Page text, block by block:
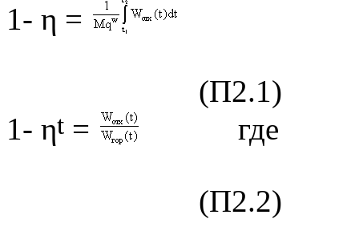
1- η =
(П2.1)
1- ηt = где
(П2.2)